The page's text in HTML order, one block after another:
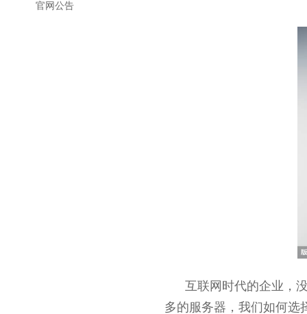
官网公告
互联网时代的企业，
多的服务器，我们如何选